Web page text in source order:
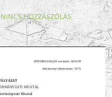
NINCS HOZZÁSZÓLÁS